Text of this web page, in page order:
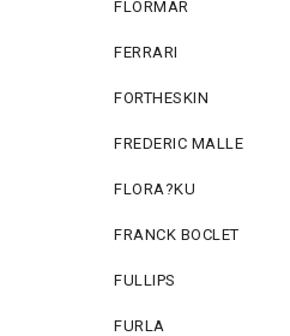
FLORMAR
FERRARI
FORTHESKIN
FREDERIC MALLE
FLORA?KU
FRANCK BOCLET
FULLIPS
FURLA